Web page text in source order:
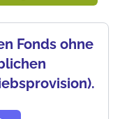
Fonds ohne